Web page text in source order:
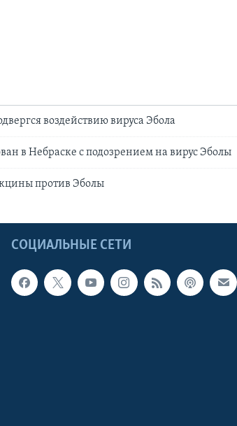
воздействию вируса Эбола
в Небраске с подозрением на вирус Эболы
против Эболы
СОЦИАЛЬНЫЕ СЕТИ